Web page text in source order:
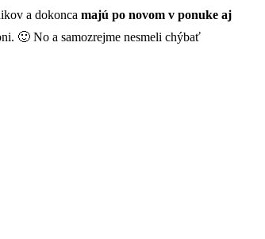
a dokonca majú po novom v ponuke aj
🙂 No a samozrejme nesmeli chýbať